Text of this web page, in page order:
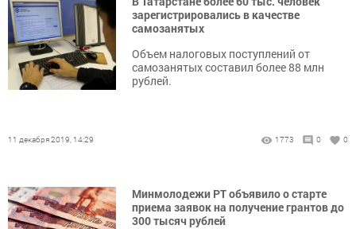
зарегистрировались в качестве
самозанятых
Объем налоговых поступлений от
самозанятых составил более 88 млн
рублей.
11 декабря 2019, 14:29 1773 0 0
Минмолодежи РТ объявило о старте
приема заявок на получение грантов до
300 тысяч рублей